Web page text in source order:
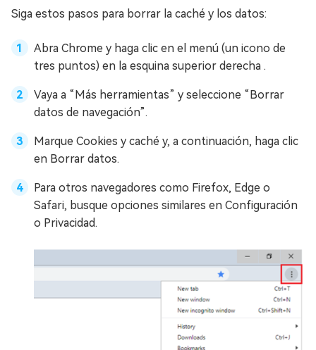
Siga estos pasos para borrar la caché y los datos:
Abra Chrome y haga clic en el menú (un icono de
tres puntos) en la esquina superior derecha .
Vaya a “Más herramientas” y seleccione “Borrar
datos de navegación”.
Marque Cookies y caché y, a continuación, haga clic
en Borrar datos.
Para otros navegadores como Firefox, Edge o
Safari, busque opciones similares en Configuración
o Privacidad.